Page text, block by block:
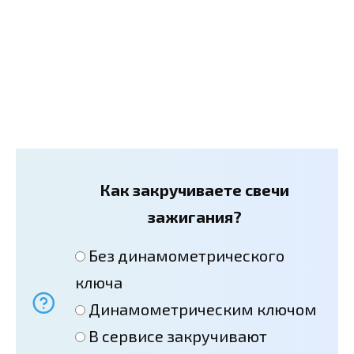
Как закручиваете свечи
зажигания?
Без динамометрического
ключа
Динамометрическим ключом
В сервисе закручивают